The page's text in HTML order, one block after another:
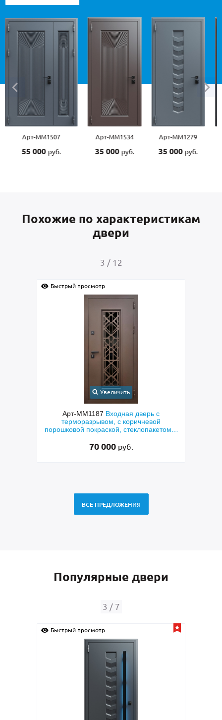
Арт-ММ1534
35 000
Арт-ММ1279
35 000руб.
Арт-ММ1570
45 000
Похожие по характеристикам
двери
4 / 12
стеклопакетом и
Быстрый просмотр
Арт-ММ1384Входная дверь с
металлофиленкой, бугельной ручкой
порошковым напылением RAL 7021
ВСЕ ПРЕДЛОЖЕНИЯ
Популярные двери
4 / 7